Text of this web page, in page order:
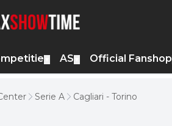
AS Official Fanshop
Serie A Cagliari - Torino